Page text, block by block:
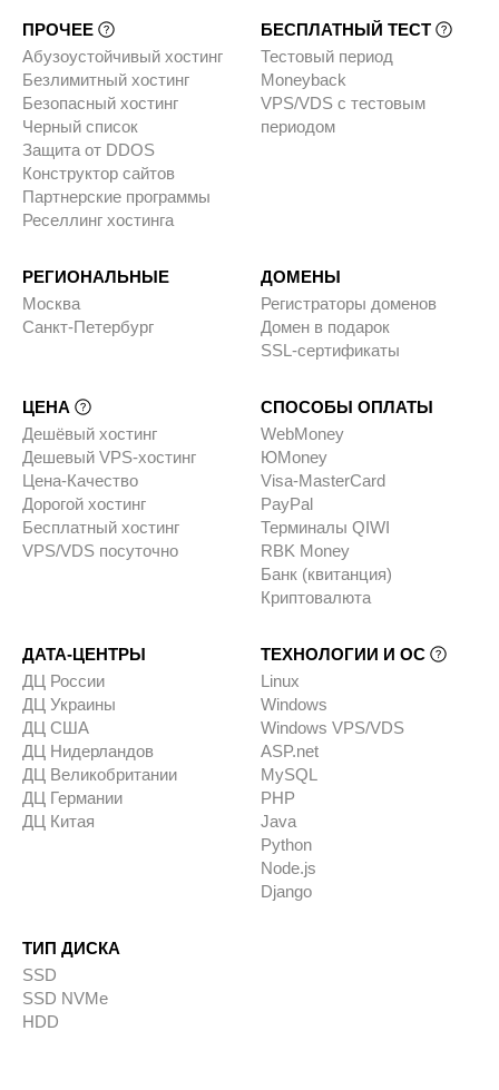
ПРОЧЕЕ
Абузоустойчивый хостинг
Безлимитный хостинг
Безопасный хостинг
Черный список
Защита от DDOS
Конструктор сайтов
Партнерские программы
Реселлинг хостинга
БЕСПЛАТНЫЙ ТЕСТ
Тестовый период
Moneyback
VPS/VDS с тестовым
периодом
РЕГИОНАЛЬНЫЕ
Москва
Санкт-Петербург
ДОМЕНЫ
Регистраторы доменов
Домен в подарок
SSL-сертификаты
ЦЕНА
Дешёвый хостинг
Дешевый VPS-хостинг
Цена-Качество
Дорогой хостинг
Бесплатный хостинг
VPS/VDS посуточно
СПОСОБЫ ОПЛАТЫ
WebMoney
ЮMoney
Visa-MasterCard
PayPal
Терминалы QIWI
RBK Money
Банк (квитанция)
Криптовалюта
ДАТА-ЦЕНТРЫ
ДЦ России
ДЦ Украины
ДЦ США
ДЦ Нидерландов
ДЦ Великобритании
ДЦ Германии
ДЦ Китая
ТЕХНОЛОГИИ И ОС
Linux
Windows
Windows VPS/VDS
ASP.net
MySQL
PHP
Java
Python
Node.js
Django
ТИП ДИСКА
SSD
SSD NVMe
HDD